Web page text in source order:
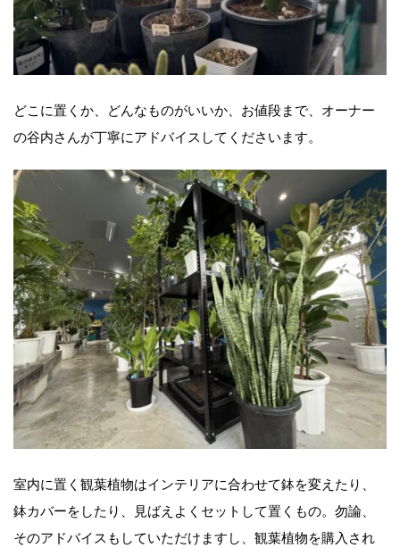
どこに置くか、どんなものがいいか、お値段まで、オーナー
の谷内さんが丁寧にアドバイスしてくださいます。
室内に置く観葉植物はインテリアに合わせて鉢を変えたり、
鉢カバーをしたり、見ばえよくセットして置くもの。勿論、
そのアドバイスもしていただけますし、観葉植物を購入され